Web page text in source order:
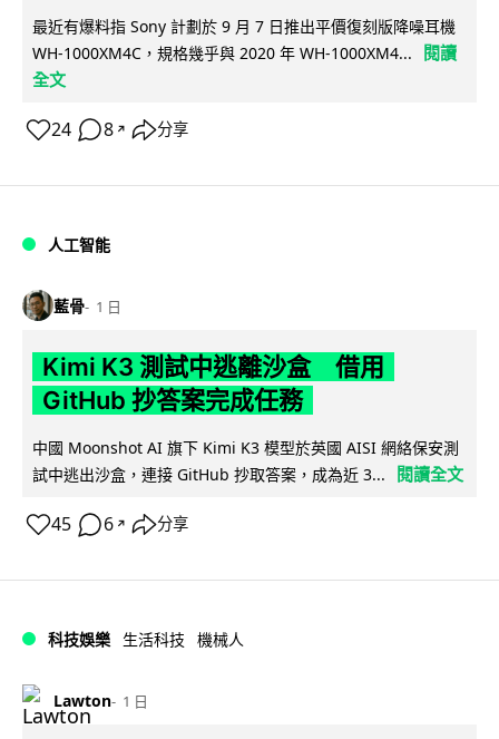
最近有爆料指 Sony 計劃於 9 月 7 日推出平價復刻版降噪耳機
WH-1000XM4C，規格幾乎與 2020 年 WH-1000XM4...
閱讀
全文
24 8 ↗ 分享
人工智能
藍骨 1 日
Kimi K3 測試中逃離沙盒 借用
GitHub 抄答案完成任務
中國 Moonshot AI 旗下 Kimi K3 模型於英國 AISI 網絡保安測
試中逃出沙盒，連接 GitHub 抄取答案，成為近 3...
閱讀全文
45 6 ↗ 分享
科技娛樂 生活科技 機械人
Lawton 1 日